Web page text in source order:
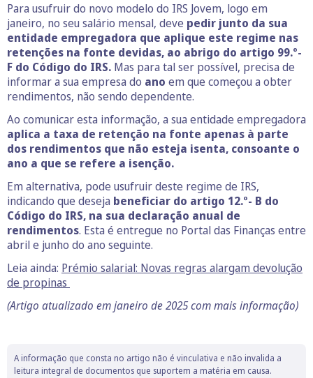
Para usufruir do novo modelo do IRS Jovem, logo em
janeiro, no seu salário mensal, deve pedir junto da sua
entidade empregadora que aplique este regime nas
retenções na fonte devidas, ao abrigo do artigo 99.º-
F do Código do IRS. Mas para tal ser possível, precisa de
informar a sua empresa do ano em que começou a obter
rendimentos, não sendo dependente.
Ao comunicar esta informação, a sua entidade empregadora
aplica a taxa de retenção na fonte apenas à parte
dos rendimentos que não esteja isenta, consoante o
ano a que se refere a isenção.
Em alternativa, pode usufruir deste regime de IRS,
indicando que deseja beneficiar do artigo 12.º- B do
Código do IRS, na sua declaração anual de
rendimentos. Esta é entregue no Portal das Finanças entre
abril e junho do ano seguinte.
Leia ainda: Prémio salarial: Novas regras alargam devolução
de propinas
(Artigo atualizado em janeiro de 2025 com mais informação)
A informação que consta no artigo não é vinculativa e não invalida a
leitura integral de documentos que suportem a matéria em causa.